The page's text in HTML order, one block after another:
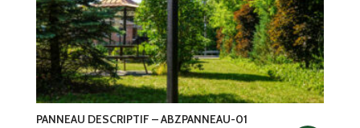
PANNEAU DESCRIPTIF – ABZPANNEAU-01